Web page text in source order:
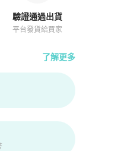
驗證通過出貨
平台發貨給買家
了解更多
程介紹